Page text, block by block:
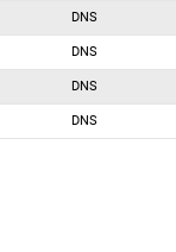
DNS
DNS
DNS
DNS